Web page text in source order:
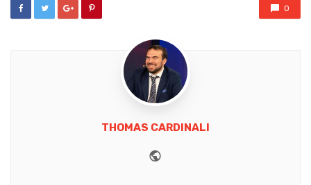
0
THOMAS CARDINALI